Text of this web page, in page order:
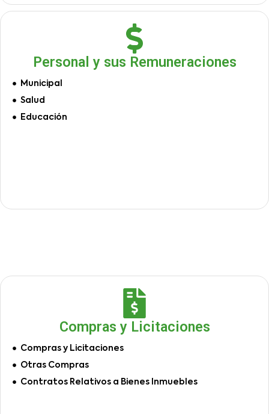
Personal y sus Remuneraciones
Municipal
Salud
Educación
Compras y Licitaciones
Compras y Licitaciones
Otras Compras
Contratos Relativos a Bienes Inmuebles